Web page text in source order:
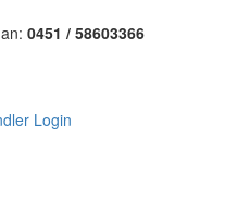
0451 / 58603366
Login